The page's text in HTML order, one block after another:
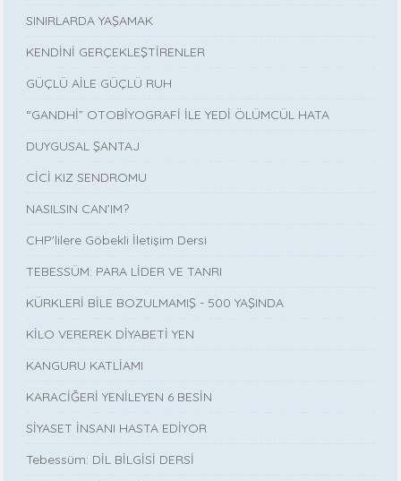
SINIRLARDA YAŞAMAK
KENDİNİ GERÇEKLEŞTİRENLER
GÜÇLÜ AİLE GÜÇLÜ RUH
“GANDHİ” OTOBİYOGRAFİ İLE YEDİ ÖLÜMCÜL HATA
DUYGUSAL ŞANTAJ
CİCİ KIZ SENDROMU
NASILSIN CAN’IM?
CHP'lilere Göbekli İletişim Dersi
TEBESSÜM: PARA LİDER VE TANRI
KÜRKLERİ BİLE BOZULMAMIŞ - 500 YAŞINDA
KİLO VEREREK DİYABETİ YEN
KANGURU KATLİAMI
KARACİĞERİ YENİLEYEN 6 BESİN
SİYASET İNSANI HASTA EDİYOR
Tebessüm: DİL BİLGİSİ DERSİ